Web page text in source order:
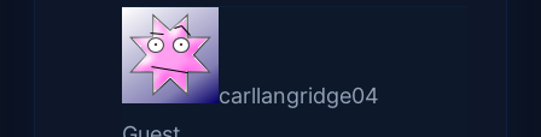
carllangridge04